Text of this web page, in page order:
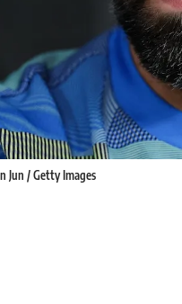
Jun / Getty Images